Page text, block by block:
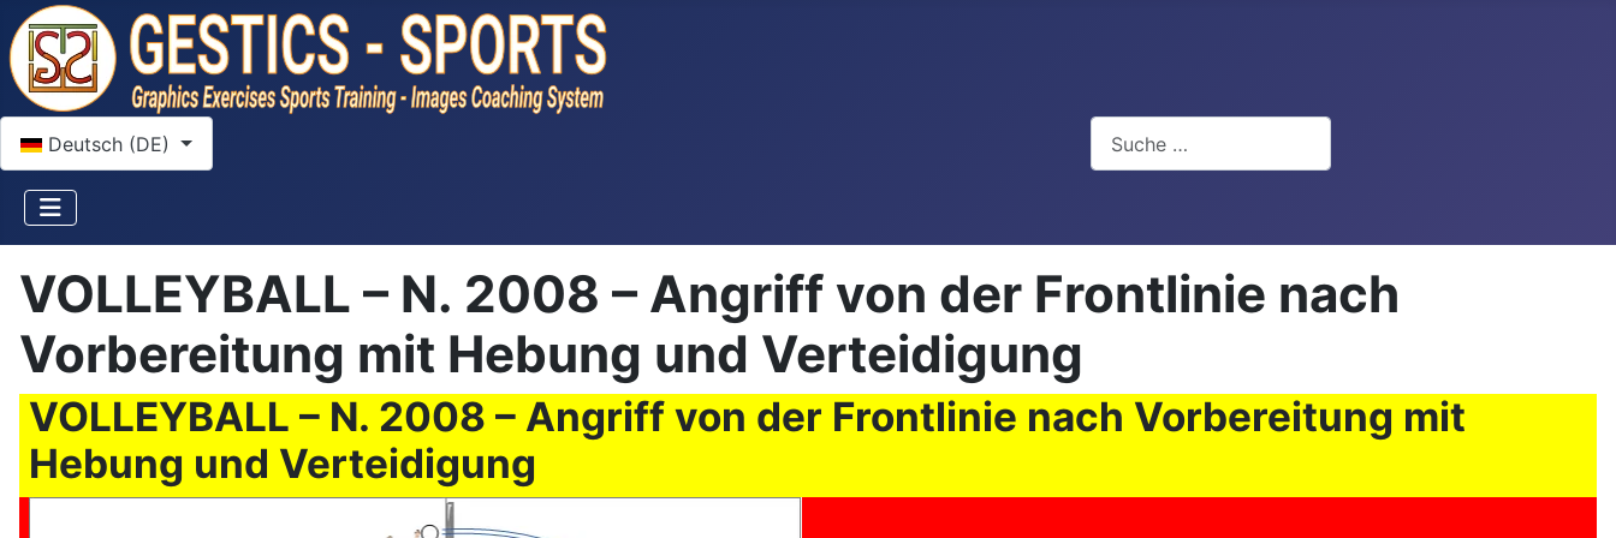
Sprache auswählen
Deutsch (DE)
VOLLEYBALL – N. 2008 – Angriff von der Frontlinie nach
Vorbereitung mit Hebung und Verteidigung
VOLLEYBALL – N. 2008 – Angriff von der Frontlinie nach Vorbereitung mit
Hebung und Verteidigung